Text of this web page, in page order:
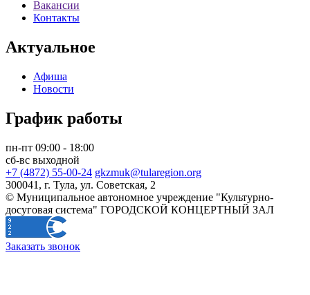
Вакансии
Контакты
Актуальное
Афиша
Новости
График работы
пн-пт 09:00 - 18:00
сб-вс выходной
+7 (4872) 55-00-24 gkzmuk@tularegion.org
300041, г. Тула, ул. Советская, 2
© Муниципальное автономное учреждение "Культурно-
досуговая система" ГОРОДСКОЙ КОНЦЕРТНЫЙ ЗАЛ
Заказать звонок